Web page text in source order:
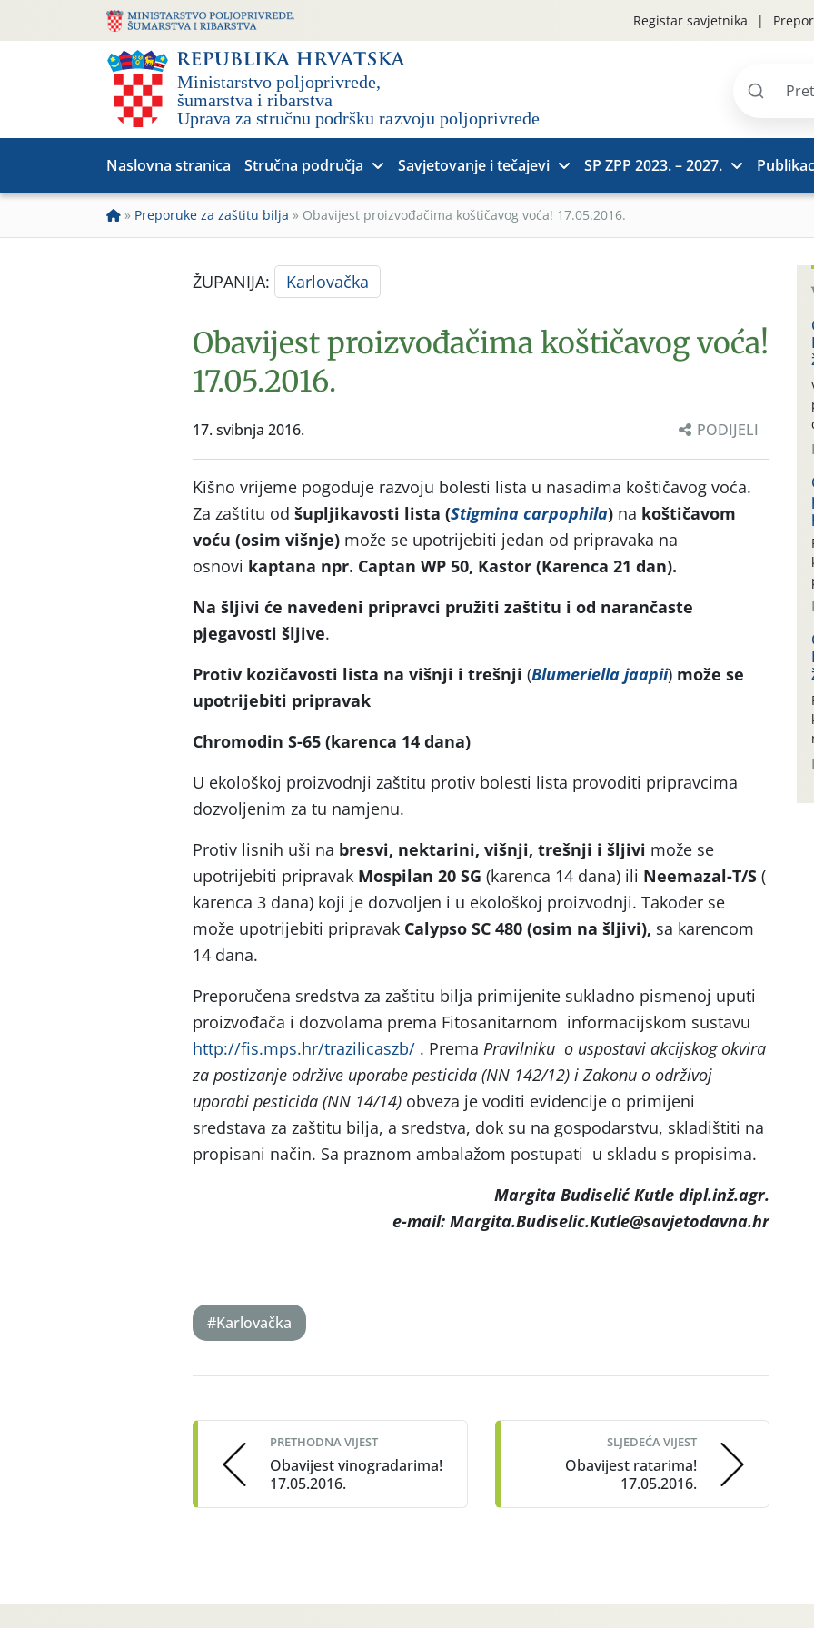
Registar savjetnika
Pretraži
Naslovna stranica Stručna područja Savjetovanje i tečajevi SP ZPP 2023. – 2027.
» Preporuke za zaštitu bilja » Obavijest proizvođačima koštičavog voća! 17.05.2016.
ŽUPANIJA: Karlovačka
Obavijest proizvođačima koštičavog voća!
17.05.2016.
17. svibnja 2016. PODIJELI
Kišno vrijeme pogoduje razvoju bolesti lista u nasadima koštičavog voća.
Za zaštitu od šupljikavosti lista (Stigmina carpophila) na koštičavom
voću (osim višnje) može se upotrijebiti jedan od pripravaka na
osnovi kaptana npr. Captan WP 50, Kastor (Karenca 21 dan).
Na šljivi će navedeni pripravci pružiti zaštitu i od narančaste
pjegavosti šljive.
Protiv kozičavosti lista na višnji i trešnji (Blumeriella jaapii) može se
upotrijebiti pripravak
Chromodin S-65 (karenca 14 dana)
U ekološkoj proizvodnji zaštitu protiv bolesti lista provoditi pripravcima
dozvoljenim za tu namjenu.
Protiv lisnih uši na bresvi, nektarini, višnji, trešnji i šljivi može se
upotrijebiti pripravak Mospilan 20 SG (karenca 14 dana) ili Neemazal-T/S (
karenca 3 dana) koji je dozvoljen i u ekološkoj proizvodnji. Također se
može upotrijebiti pripravak Calypso SC 480 (osim na šljivi), sa karencom
14 dana.
Preporučena sredstva za zaštitu bilja primijenite sukladno pismenoj uputi
proizvođača i dozvolama prema Fitosanitarnom informacijskom sustavu
http://fis.mps.hr/trazilicaszb/ . Prema Pravilniku o uspostavi akcijskog okvira
za postizanje održive uporabe pesticida (NN 142/12) i Zakonu o održivoj
uporabi pesticida (NN 14/14) obveza je voditi evidencije o primijeni
sredstava za zaštitu bilja, a sredstva, dok su na gospodarstvu, skladištiti na
propisani način. Sa praznom ambalažom postupati u skladu s propisima.
Margita Budiselić Kutle dipl.inž.agr.
e-mail: Margita.Budiselic.Kutle@savjetodavna.hr
#Karlovačka
navigation
PRETHODNA VIJEST
Obavijest vinogradarima!
17.05.2016.
SLJEDEĆA VIJEST
Obavijest ratarima!
17.05.2016.